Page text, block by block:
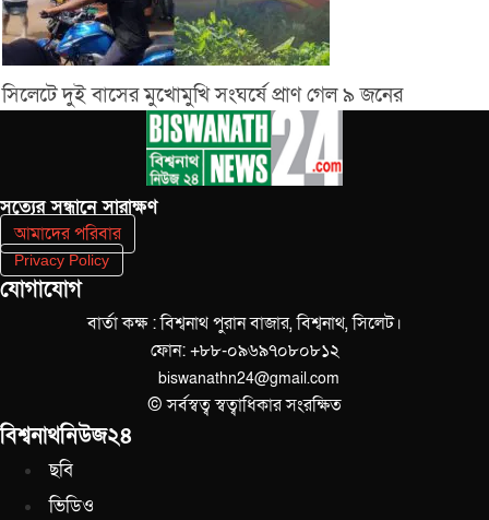
সিলেটে দুই বাসের মুখোমুখি সংঘর্ষে প্রাণ গেল ৯ জনের
সত‌্যের সন্ধানে সারাক্ষণ
আমাদের পরিবার
Privacy Policy
যোগাযোগ
বার্তা কক্ষ : বিশ্বনাথ পুরান বাজার, বিশ্বনাথ, সিলেট।
ফোন: +৮৮-০৯৬৯৭০৮০৮১২
biswanathn24@gmail.com
© সর্বস্বত্ব স্বত্বাধিকার সংরক্ষিত
বিশ্বনাথনিউজ২৪
ছবি
ভিডিও